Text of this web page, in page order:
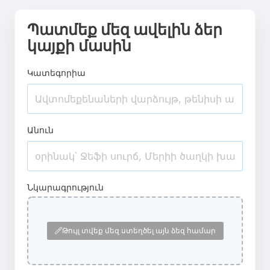
Պատմեք մեզ ավելին ձեր
կայքի մասին
Կատեգորիա
Անուն
Նկարագրություն
Թույլ տվեք մեզ ստեղծել այն ձեզ համար